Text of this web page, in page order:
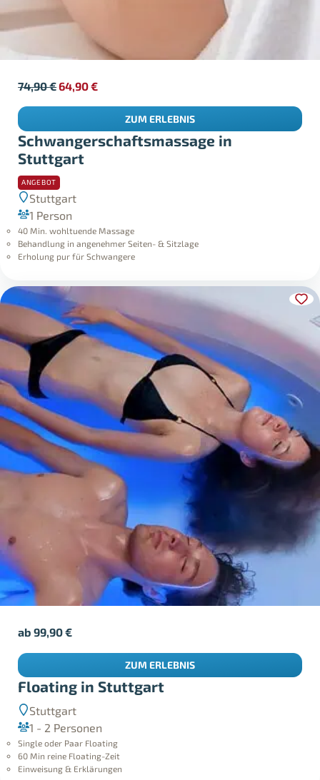
Schwangerschaftsmassage in
Stuttgart
ANGEBOT
Stuttgart
1 Person
40 Min. wohltuende Massage
Behandlung in angenehmer Seiten- & Sitzlage
Erholung pur für Schwangere
74,90€64,90€
ZUM ERLEBNIS
Floating in Stuttgart
Stuttgart
1 - 2 Personen
Single oder Paar Floating
60 Min reine Floating-Zeit
Einweisung & Erklärungen
ab99,90€
ZUM ERLEBNIS